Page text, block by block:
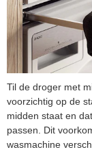
Til de droger met
voorzichtig op de
midden staat en
passen. Dit
wasmachine​